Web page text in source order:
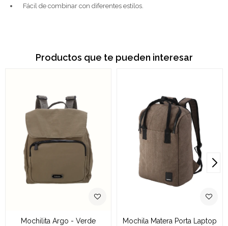
Fácil de combinar con diferentes estilos.
Productos que te pueden interesar
Mochilita Argo - Verde
Mochila Matera Porta Laptop